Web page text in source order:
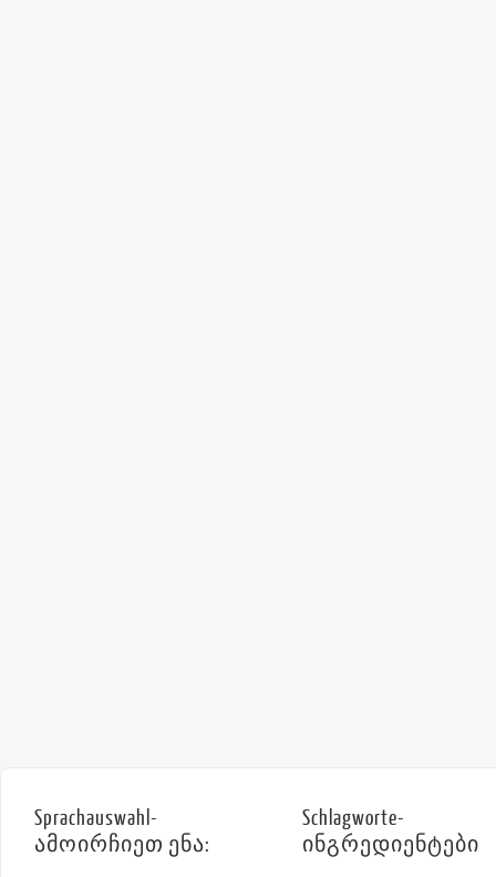
Sprachauswahl-
ამოირჩიეთ ენა:
Schlagworte-
ინგრედიენტები